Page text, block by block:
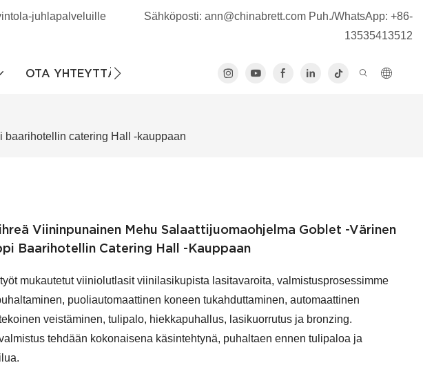
juhlapalveluille
Sähköposti: ann@chinabrett.com Puh./WhatsApp: +86-
13535413512
OTA YHTEYTTÄ
catering Hall -kauppaan
Viininpunainen Mehu Salaattijuomaohjelma Goblet -värinen
Baarihotellin Catering Hall -kauppaan
mukautetut viiniolutlasit viinilasikupista lasitavaroita, valmistusprosessimme
puoliautomaattinen koneen tukahduttaminen, automaattinen
veistäminen, tulipalo, hiekkapuhallus, lasikuorrutus ja bronzing.
tehdään kokonaisena käsintehtynä, puhaltaen ennen tulipaloa ja